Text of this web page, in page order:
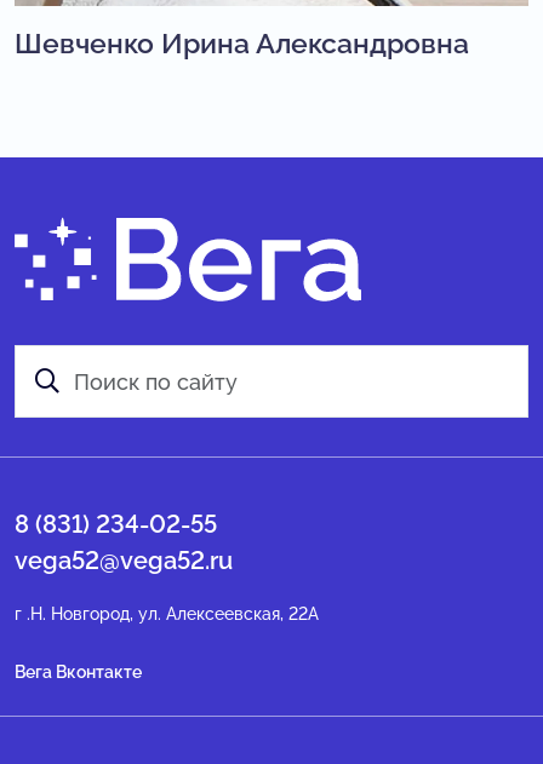
Шевченко Ирина Александровна
8 (831) 234-02-55
vega52@vega52.ru
г .Н. Новгород, ул. Алексеевская, 22А
Вега Вконтакте